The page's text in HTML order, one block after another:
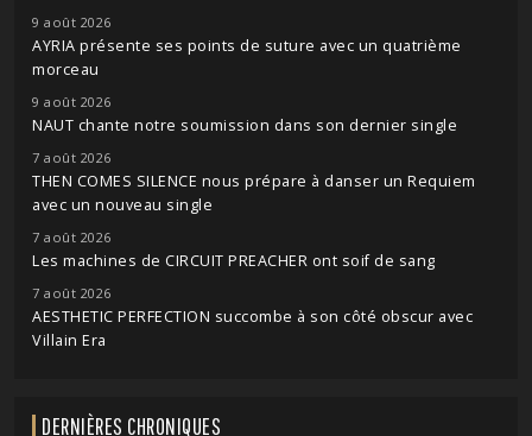
9 août 2026
AYRIA présente ses points de suture avec un quatrième
morceau
9 août 2026
NAUT chante notre soumission dans son dernier single
7 août 2026
THEN COMES SILENCE nous prépare à danser un Requiem
avec un nouveau single
7 août 2026
Les machines de CIRCUIT PREACHER ont soif de sang
7 août 2026
AESTHETIC PERFECTION succombe à son côté obscur avec
Villain Era
DERNIÈRES CHRONIQUES